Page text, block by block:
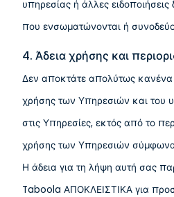
υπηρεσίας ή άλλες ειδοποιήσεις
που ενσωματώνονται ή
4. Άδεια χρήσης και
Δεν αποκτάτε απολύτως κανένα
χρήσης των Υπηρεσιών και του
στις Υπηρεσίες, εκτός από το
χρήσης των Υπηρεσιών
Η άδεια για τη λήψη αυτή σας
Taboola ΑΠΟΚΛΕΙΣΤΙΚΑ για